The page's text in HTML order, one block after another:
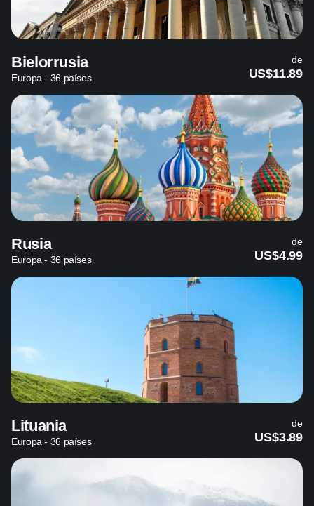
Bielorrusia
Europa - 36 países
de
US$11.89
Rusia
Europa - 36 países
de
US$4.99
Lituania
Europa - 36 países
de
US$3.89